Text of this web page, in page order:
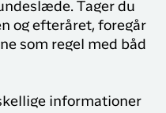
Tager du
og efteråret, foregår
som regel med båd
informationer